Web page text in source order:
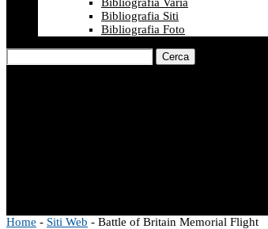
Bibliografia Siti
Bibliografia Foto
Cerca
Home - Siti Web - Battle of Britain Memorial Flight